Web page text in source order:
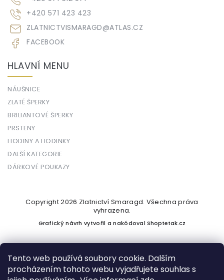
Tento web používá soubory cookie. Dalším
procházením tohoto webu vyjadřujete souhlas s
ZLATNICTVISMARAGD@ATLAS.CZ
+420 571 423 423
FACEBOOK
HLAVNÍ MENU
NÁUŠNICE
ZLATÉ ŠPERKY
BRILIANTOVÉ ŠPERKY
PRSTENY
HODINY A HODINKY
DALŠÍ KATEGORIE
DÁRKOVÉ POUKAZY
Vytvořil Shoptet
Copyright 2026 Zlatnictví Smaragd. Všechna práva
vyhrazena.
Grafický návrh vytvořil a nakódovalShoptetak.cz